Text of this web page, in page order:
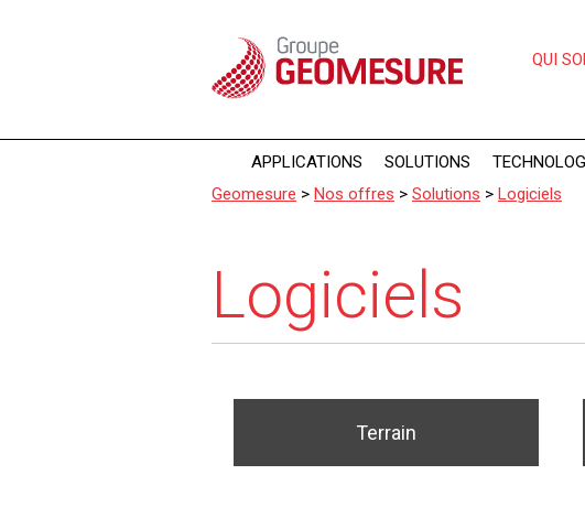
QUI
APPLICATIONS SOLUTIONS
Geomesure > Nos offres > Solutions > Logiciels
Logiciels
Terrain